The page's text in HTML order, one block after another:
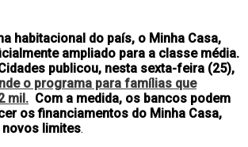
habitacional do país, o Minha Casa,
ampliado para a classe média.
publicou, nesta sexta-feira (25),
o programa para famílias que
mil. Com a medida, os bancos podem
os financiamentos do Minha Casa,
novos limites.